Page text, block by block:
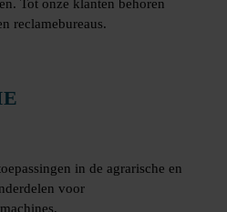
Tot onze klanten behoren
reclamebureaus.
in de agrarische en
voor